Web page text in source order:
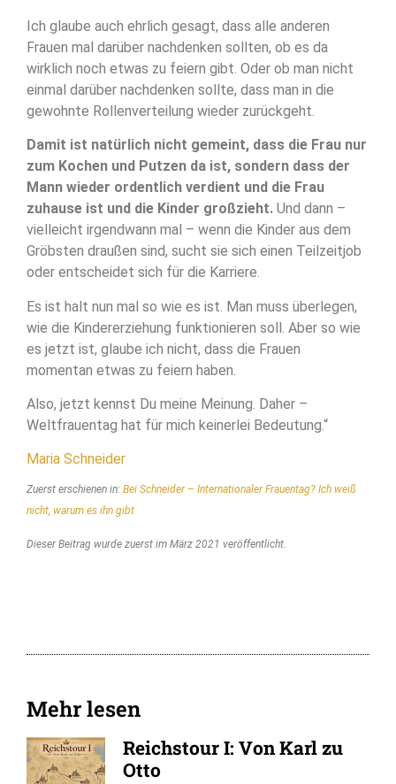
Ich glaube auch ehrlich gesagt, dass alle anderen
Frauen mal darüber nachdenken sollten, ob es da
wirklich noch etwas zu feiern gibt. Oder ob man nicht
einmal darüber nachdenken sollte, dass man in die
gewohnte Rollenverteilung wieder zurückgeht.
Damit ist natürlich nicht gemeint, dass die Frau nur
zum Kochen und Putzen da ist, sondern dass der
Mann wieder ordentlich verdient und die Frau
zuhause ist und die Kinder großzieht. Und dann –
vielleicht irgendwann mal – wenn die Kinder aus dem
Gröbsten draußen sind, sucht sie sich einen Teilzeitjob
oder entscheidet sich für die Karriere.
Es ist halt nun mal so wie es ist. Man muss überlegen,
wie die Kindererziehung funktionieren soll. Aber so wie
es jetzt ist, glaube ich nicht, dass die Frauen
momentan etwas zu feiern haben.
Also, jetzt kennst Du meine Meinung. Daher –
Weltfrauentag hat für mich keinerlei Bedeutung.“
Maria Schneider
Zuerst erschienen in: Bei Schneider – Internationaler Frauentag? Ich weiß
nicht, warum es ihn gibt
Dieser Beitrag wurde zuerst im März 2021 veröffentlicht.
Mehr lesen
Reichstour I: Von Karl zu
Otto